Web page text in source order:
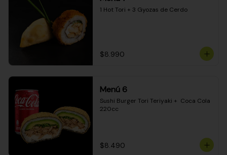
1 Hot Tori + 3 Gyozas de Cerdo
$8.990
Menú 6
Sushi Burger Tori Teriyaki +  Coca Cola
220cc
$8.490